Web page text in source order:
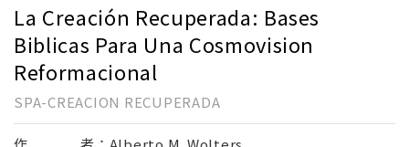
La Creación Recuperada: Bases
Biblicas Para Una Cosmovision
Reformacional
SPA-CREACION RECUPERADA